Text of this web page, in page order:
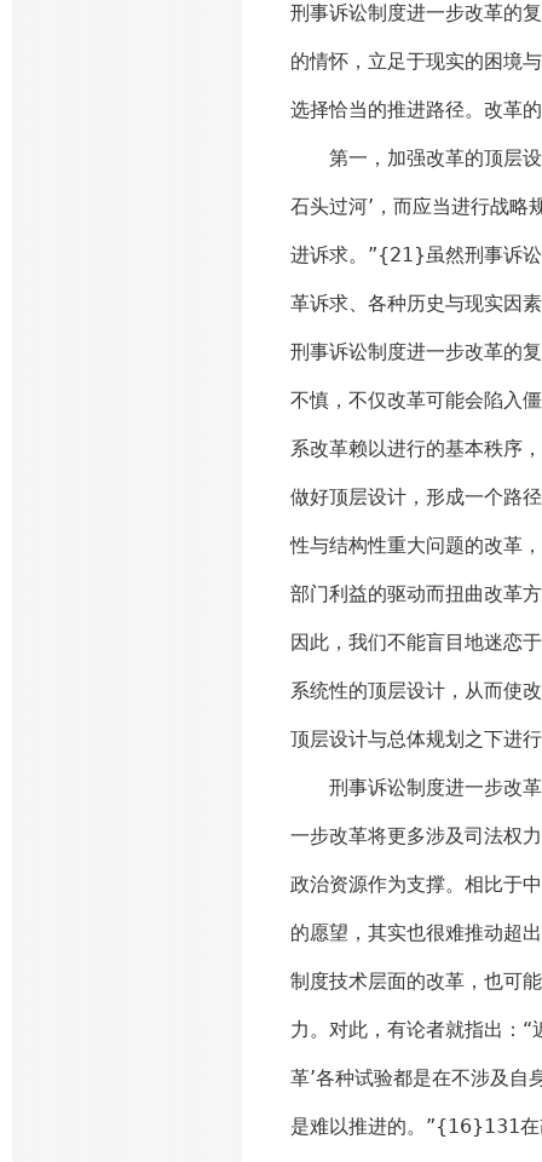
刑事诉讼制度进一步改革的
的情怀，立足于现实的困境
选择恰当的推进路径。改革
第一，加强改革的顶层设
石头过河’，而应当进行战略
进诉求。”{21}虽然刑事诉
革诉求、各种历史与现实因
刑事诉讼制度进一步改革的
不慎，不仅改革可能会陷入
系改革赖以进行的基本秩序
做好顶层设计，形成一个路
性与结构性重大问题的改革
部门利益的驱动而扭曲改革
因此，我们不能盲目地迷恋
系统性的顶层设计，从而使
顶层设计与总体规划之下进
刑事诉讼制度进一步改革
一步改革将更多涉及司法权
政治资源作为支撑。相比于
的愿望，其实也很难推动超
制度技术层面的改革，也可
力。对此，有论者就指出：“
革’各种试验都是在不涉及自
是难以推进的。”{16}131在